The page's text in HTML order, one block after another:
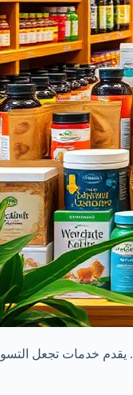
يقدم خدمات تجعل